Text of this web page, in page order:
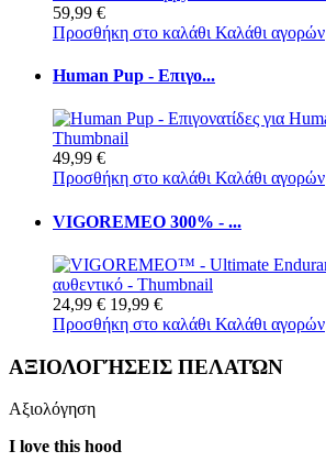
59,99 €
Προσθήκη στο καλάθι Καλάθι αγορών
Human Pup - Επιγο...
49,99 €
Προσθήκη στο καλάθι Καλάθι αγορών
VIGOREMEO 300% - ...
24,99 € 19,99 €
Προσθήκη στο καλάθι Καλάθι αγορών
ΑΞΙΟΛΟΓΉΣΕΙΣ ΠΕΛΑΤΏΝ
Αξιολόγηση
I love this hood